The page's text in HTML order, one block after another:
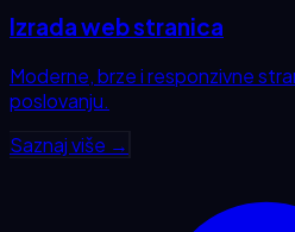
Izrada web stranica
Moderne, brze i responzivne
poslovanju.
Saznaj više →